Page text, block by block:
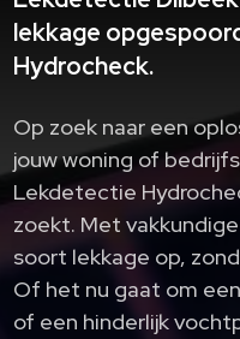
lekkage
Hydrocheck.
Op zoek naar een
jouw woning of
Lekdetectie
zoekt. Met
soort lekkage op,
Of het nu gaat om
of een hinderlijk